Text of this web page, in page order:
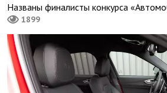
Названы финалисты конкурса
1899